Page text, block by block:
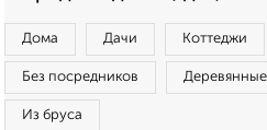
Дома Дачи Коттеджи
Без посредников Деревянные
Из бруса